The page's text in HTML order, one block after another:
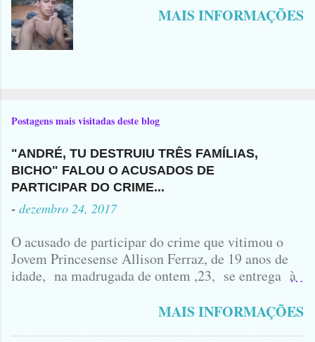
MAIS INFORMAÇÕES
Postagens mais visitadas deste blog
"ANDRÉ, TU DESTRUIU TRÊS FAMÍLIAS,
BICHO" FALOU O ACUSADOS DE
PARTICIPAR DO CRIME...
- dezembro 24, 2017
O acusado de participar do crime que vitimou o
Jovem Princesense Allison Ferraz, de 19 anos de
idade, na madrugada de ontem ,23, se entrega à
vulgo ( CORRÓ ) falou como tudo aconteceu ...
MAIS INFORMAÇÕES